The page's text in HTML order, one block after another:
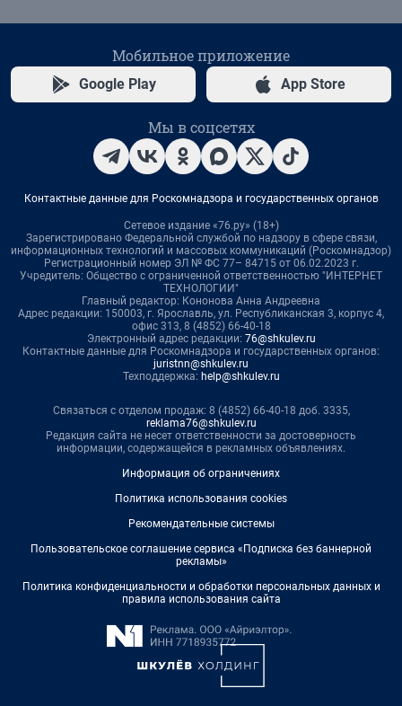
Мобильное приложение
Google Play App Store
Мы в соцсетях
Контактные данные для Роскомнадзора и государственных органов
Сетевое издание «76.ру» (18+)
Зарегистрировано Федеральной службой по надзору в сфере связи,
информационных технологий и массовых коммуникаций (Роскомнадзор)
Регистрационный номер ЭЛ № ФС 77– 84715 от 06.02.2023 г.
Учредитель: Общество с ограниченной ответственностью "ИНТЕРНЕТ
ТЕХНОЛОГИИ"
Главный редактор: Кононова Анна Андреевна
Адрес редакции: 150003, г. Ярославль, ул. Республиканская 3, корпус 4,
офис 313, 8 (4852) 66-40-18
Электронный адрес редакции: 76@shkulev.ru
Контактные данные для Роскомнадзора и государственных органов:
juristnn@shkulev.ru
Техподдержка: help@shkulev.ru
Связаться с отделом продаж: 8 (4852) 66-40-18 доб. 3335,
reklama76@shkulev.ru
Редакция сайта не несет ответственности за достоверность
информации, содержащейся в рекламных объявлениях.
Информация об ограничениях
Политика использования cookies
Рекомендательные системы
Пользовательское соглашение сервиса «Подписка без баннерной
рекламы»
Политика конфиденциальности и обработки персональных данных и
правила использования сайта